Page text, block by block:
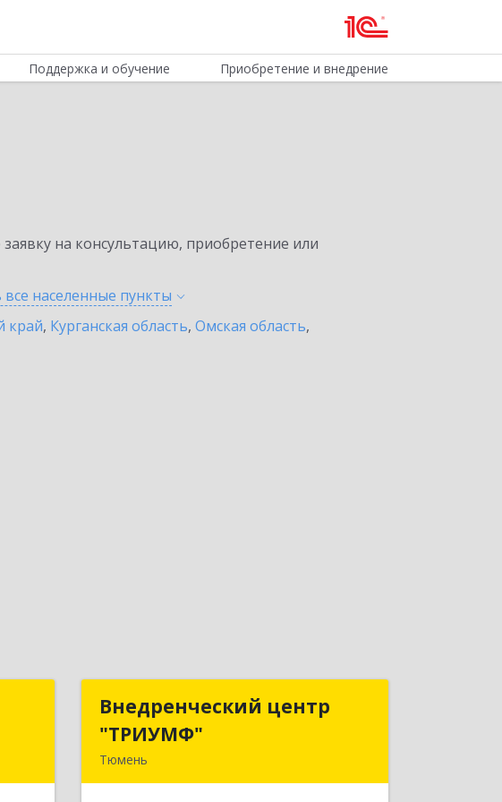
Поддержка и обучение Приобретение и внедрение
на консультацию, приобретение или
населенные пункты
край, Курганская область, Омская область,
Внедренческий центр
"ТРИУМФ"
Тюмень
Внедренческий центр